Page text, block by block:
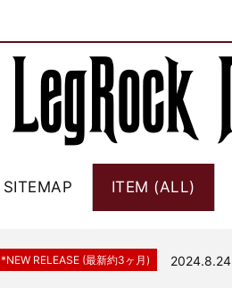
SITEMAP ITEM (ALL)
*NEW RELEASE (最新約3ヶ月) 2024.6.9
*NEW RELEASE (最新約3ヶ月) 2024.8.24